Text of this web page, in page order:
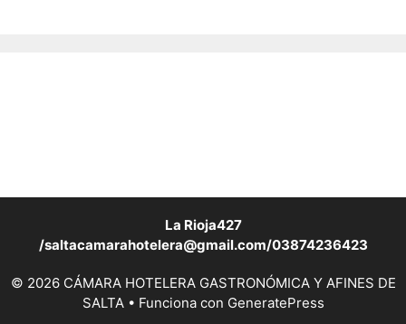
La Rioja427
/saltacamarahotelera@gmail.com/03874236423
© 2026 CÁMARA HOTELERA GASTRONÓMICA Y AFINES DE
SALTA• Funciona con GeneratePress